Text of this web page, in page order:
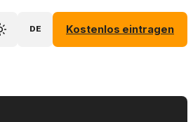
DE Kostenlos eintragen